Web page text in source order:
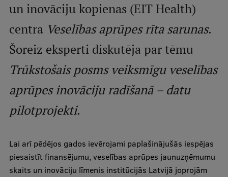
Why choose RSU?
Medizinstudium an der RSU
International Student Ambassadors
About Us
Study bases
un inovāciju kopienas (EIT Health)
centra Veselības aprūpes rīta sarunas.
Šoreiz eksperti diskutēja par tēmu
Trūkstošais posms veiksmīgu veselības
aprūpes inovāciju radīšanā – datu
pilotprojekti.
Lai arī pēdējos gados ievērojami paplašinājušās iespējas
piesaistīt finansējumu, veselības aprūpes jaunuzņēmumu
skaits un inovāciju līmenis institūcijās Latvijā joprojām